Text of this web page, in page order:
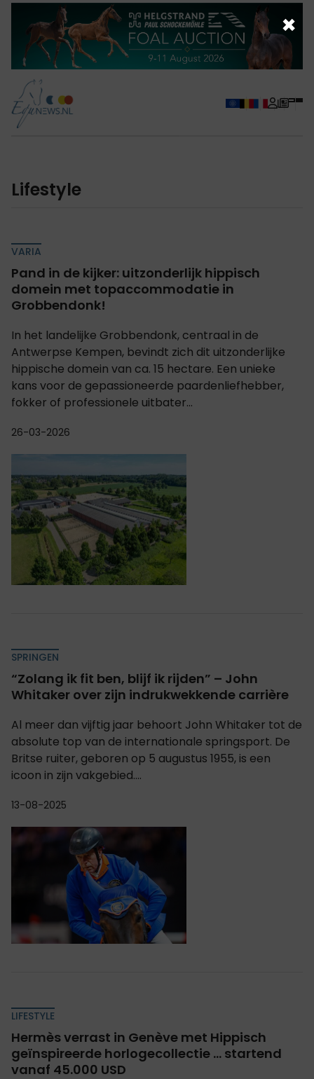
Lifestyle
VARIA
Pand in de kijker: uitzonderlijk hippisch
domein met topaccommodatie in
Grobbendonk!
In het landelijke Grobbendonk, centraal in de
Antwerpse Kempen, bevindt zich dit uitzonderlijke
hippische domein van ca. 15 hectare. Een unieke
kans voor de gepassioneerde paardenliefhebber,
fokker of professionele uitbater...
26-03-2026
SPRINGEN
“Zolang ik fit ben, blijf ik rijden” – John
Whitaker over zijn indrukwekkende carrière
Al meer dan vijftig jaar behoort John Whitaker tot de
absolute top van de internationale springsport. De
Britse ruiter, geboren op 5 augustus 1955, is een
icoon in zijn vakgebied....
13-08-2025
LIFESTYLE
Hermès verrast in Genève met Hippisch
geïnspireerde horlogecollectie ... startend
vanaf 45.000 USD
×